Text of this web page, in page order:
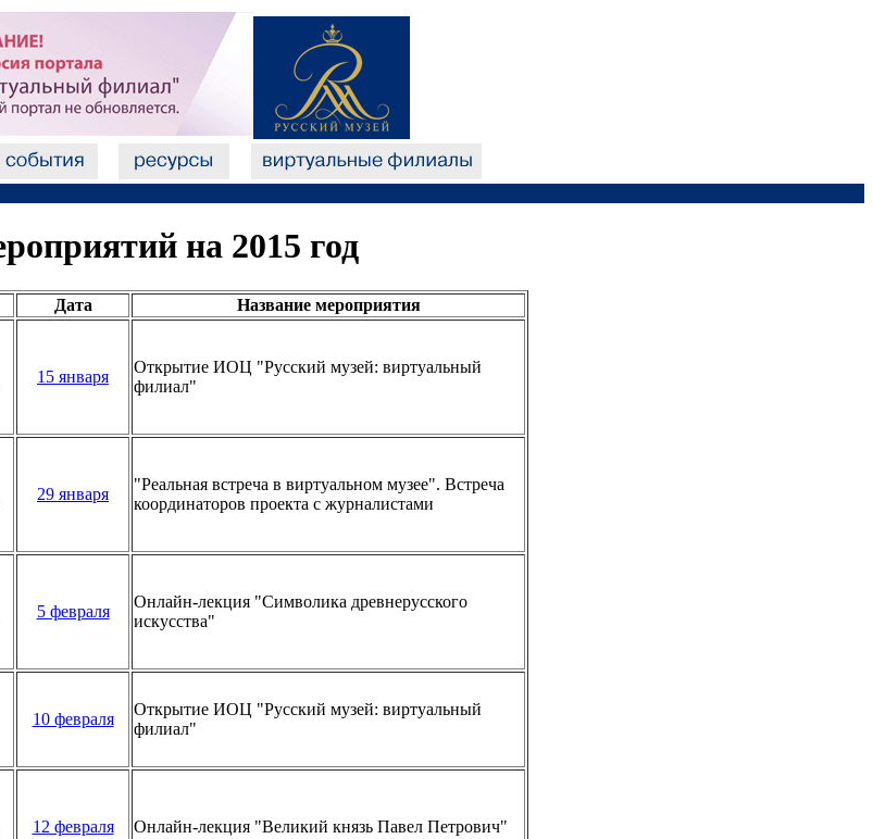
на 2015 год
Дата Название мероприятия
15 января
Открытие ИОЦ "Русский музей: виртуальный
филиал"
29 января
"Реальная встреча в виртуальном музее". Встреча
координаторов проекта с журналистами
5 февраля
Онлайн-лекция "Символика древнерусского
искусства"
10 февраля
Открытие ИОЦ "Русский музей: виртуальный
филиал"
12 февраля Онлайн-лекция "Великий князь Павел Петрович"